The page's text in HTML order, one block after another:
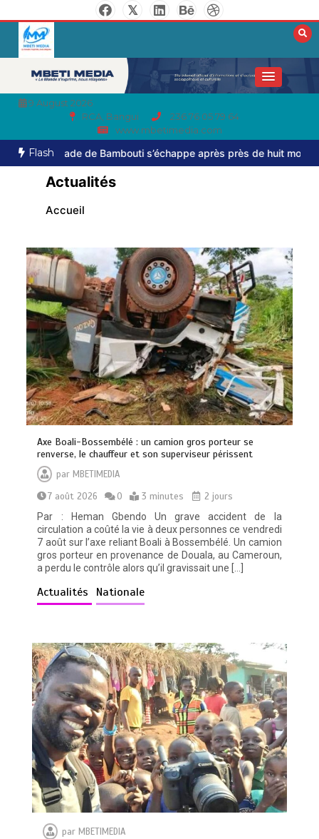
9 August 2026
RCA, Bangui
236 76 05 79 64
www.mbetimedia.com
Flash
s’échappe après près de huit mois de captivité Axe Boali-
Actualités
Accueil
Axe Boali-Bossembélé : un camion gros porteur se
renverse, le chauffeur et son superviseur périssent
par MBETIMEDIA
7 août 2026
0 3 minutes
2 jours
Par : Heman Gbendo Un grave accident de la
circulation a coûté la vie à deux personnes ce vendredi
7 août sur l’axe reliant Boali à Bossembélé. Un camion
gros porteur en provenance de Douala, au Cameroun,
a perdu le contrôle alors qu’il gravissait une […]
Actualités Nationale
parMBETIMEDIA